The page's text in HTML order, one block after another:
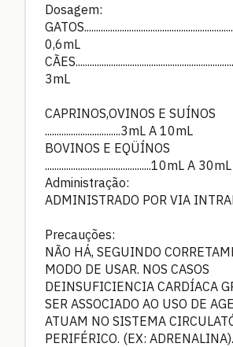
Dosagem:
0,6mL
3mL
CAPRINOS,OVINOS E SUÍNOS
................................3mL A 10mL
BOVINOS E EQÜÍNOS
.............................................10mL A 30mL
Administração:
ADMINISTRADO POR VIA
Precauções:
NÃO HÁ, SEGUINDO
MODO DE USAR. NOS CASOS
DEINSUFICIENCIA CARDÍACA
SER ASSOCIADO AO USO DE
ATUAM NO SISTEMA
PERIFÉRICO. (EX: ADRENALINA).